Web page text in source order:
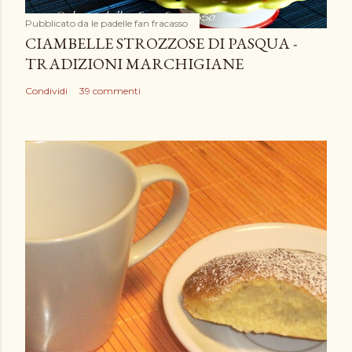
e
n
t
o
Pubblicato da le padelle fan fracasso
CIAMBELLE STROZZOSE DI PASQUA -
TRADIZIONI MARCHIGIANE
Condividi 39 commenti